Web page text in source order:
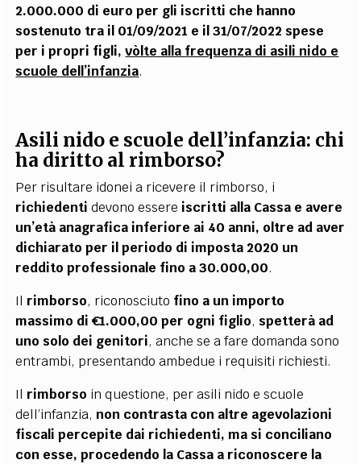
2.000.000 di euro per gli iscritti che hanno
sostenuto tra il 01/09/2021 e il 31/07/2022 spese
per i propri figli,vòlte alla frequenza di asili nido e
scuole dell’infanzia.
Asili nido e scuole dell’infanzia: chi
ha diritto al rimborso?
Per risultare idonei a ricevere il rimborso, i
richiedenti devono essere iscritti alla Cassa e avere
un’età anagrafica inferiore ai 40 anni, oltre ad aver
dichiarato per il periodo di imposta 2020 un
reddito professionale fino a 30.000,00.
Il rimborso, riconosciuto fino a un importo
massimo di €1.000,00 per ogni figlio, spetterà ad
uno solo dei genitori, anche se a fare domanda sono
entrambi, presentando ambedue i requisiti richiesti.
Il rimborso in questione, per asili nido e scuole
dell’infanzia, non contrasta con altre agevolazioni
fiscali percepite dai richiedenti, ma si conciliano
con esse, procedendo la Cassa a riconoscere la